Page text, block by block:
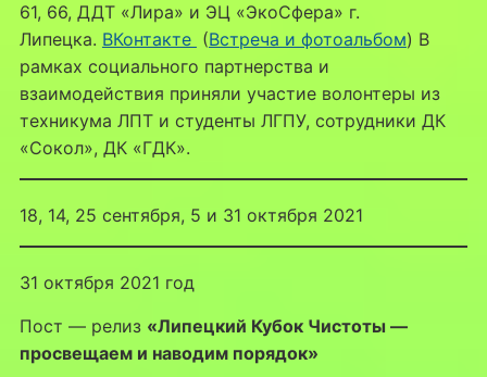
61, 66, ДДТ «Лира» и ЭЦ «ЭкоСфера» г.
Липецка. ВКонтакте (Встреча и фотоальбом) В
рамках социального партнерства и
взаимодействия приняли участие волонтеры из
техникума ЛПТ и студенты ЛГПУ, сотрудники ДК
«Сокол», ДК «ГДК».
18, 14, 25 сентября, 5 и 31 октября 2021
31 октября 2021 год
Пост — релиз «Липецкий Кубок Чистоты —
просвещаем и наводим порядок»